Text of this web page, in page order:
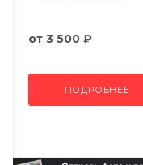
от 3 500 ₽
ПОДРОБНЕЕ